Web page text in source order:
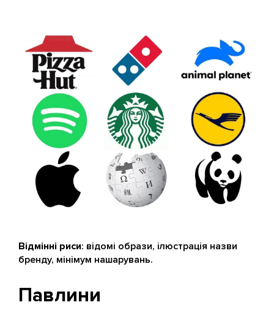
Відмінні риси: відомі образи, ілюстрація назви
бренду, мінімум нашарувань.
Павлини